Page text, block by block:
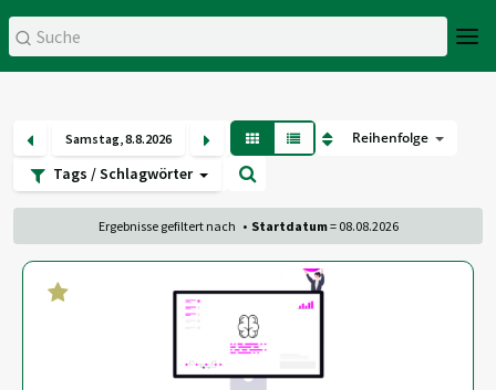
Samstag,8.8.2026 Reihenfolge
Tags / Schlagwörter
Ergebnisse gefiltert nach • Startdatum= 08.08.2026